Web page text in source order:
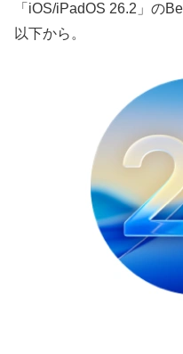
「iOS/iPadOS 26.2」の
以下から。